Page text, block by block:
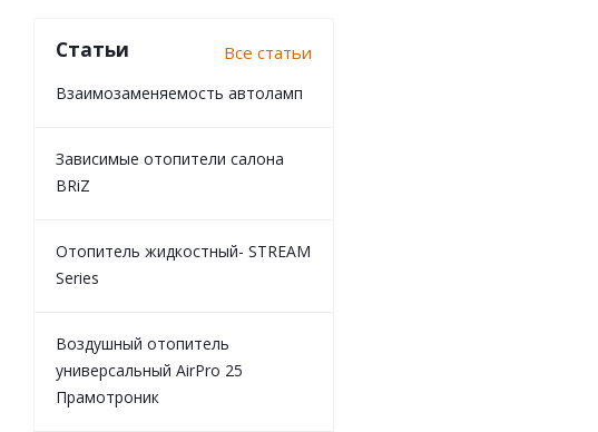
Статьи Все статьи
Взаимозаменяемость автоламп
Зависимые отопители салона
BRiZ
Отопитель жидкостный- STREAM
Series
Воздушный отопитель
универсальный AirPro 25
Прамотроник